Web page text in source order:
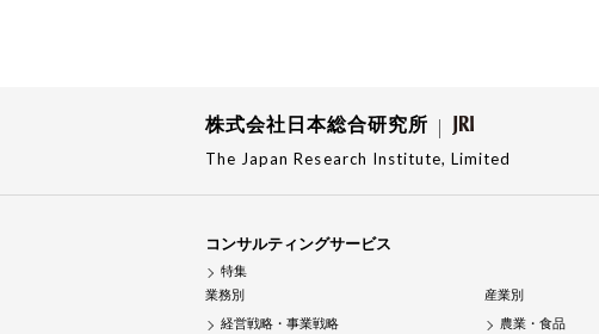
株式会社日本総合研究所
The Japan Research Institute, Limited
コンサルティングサービス
特集
業務別
経営戦略・事業戦略
産業別
農業・食品